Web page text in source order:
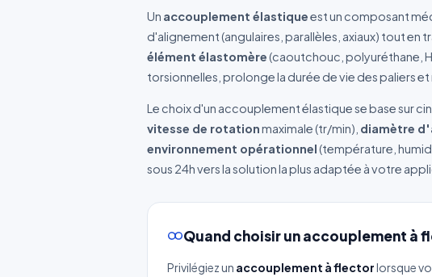
Un accouplement élastiqueest un composant
d'alignement (angulaires, parallèles, axiaux) tout
élément élastomère(caoutchouc, polyuréthane,
torsionnelles, prolonge la durée de vie des paliers
Le choix d'un accouplement élastique se base sur
vitesse de rotationmaximale (tr/min), diamètre
environnement opérationnel(température,
sous 24h vers la solution la plus adaptée à votre
Quand choisir un accouplement à
Privilégiez un accouplement à flectorlorsque